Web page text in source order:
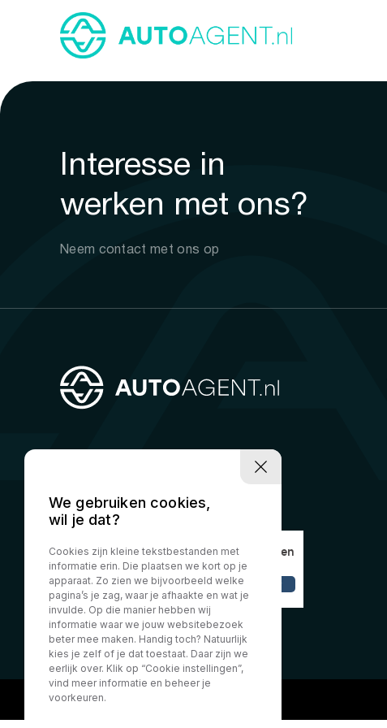
Interesse in
werken met ons?
Neem contact met ons op
We gebruiken cookies,
wil je dat?
Cookies zijn kleine tekstbestanden met
informatie erin. Die plaatsen we kort op je
apparaat. Zo zien we bijvoorbeeld welke
pagina’s je zag, waar je afhaakte en wat je
invulde. Op die manier hebben wij
informatie waar we jouw websitebezoek
beter mee maken. Handig toch? Natuurlijk
kies je zelf of je dat toestaat. Daar zijn we
eerlijk over. Klik op “Cookie instellingen”,
vind meer informatie en beheer je
voorkeuren.